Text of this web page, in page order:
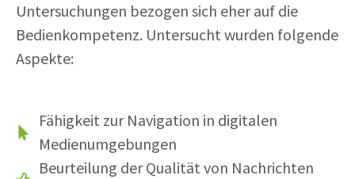
Untersuchungen bezogen sich eher auf die
Bedienkompetenz. Untersucht wurden folgende
Aspekte:
Fähigkeit zur Navigation in digitalen
Medienumgebungen
Beurteilung der Qualität von Nachrichten